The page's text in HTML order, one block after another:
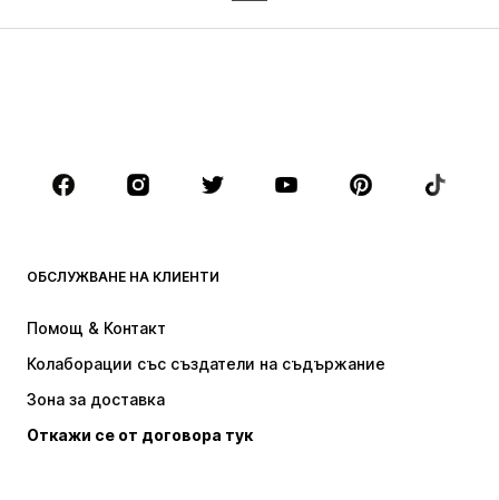
Поли
Блузи и туники
Аксесоари
Premium
НОВО
Пуловери и Трикотаж
Бельо
Палта
Поли
ОБСЛУЖВАНЕ НА КЛИЕНТИ
Помощ & Контакт
Колаборации със създатели на съдържание
Зона за доставка
Откажи се от договора тук